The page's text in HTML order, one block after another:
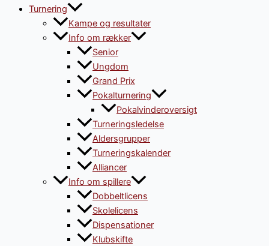
Turnering
Kampe og resultater
Info om rækker
Senior
Ungdom
Grand Prix
Pokalturnering
Pokalvinderoversigt
Turneringsledelse
Aldersgrupper
Turneringskalender
Alliancer
Info om spillere
Dobbeltlicens
Skolelicens
Dispensationer
Klubskifte